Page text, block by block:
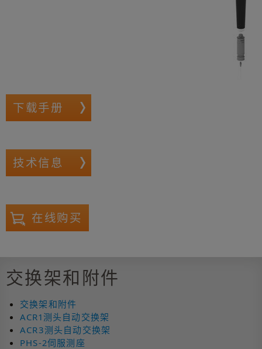
下载手册
技术信息
在线购买
交换架和附件
交换架和附件
ACR1测头自动交换架
ACR3测头自动交换架
PHS-2伺服测座